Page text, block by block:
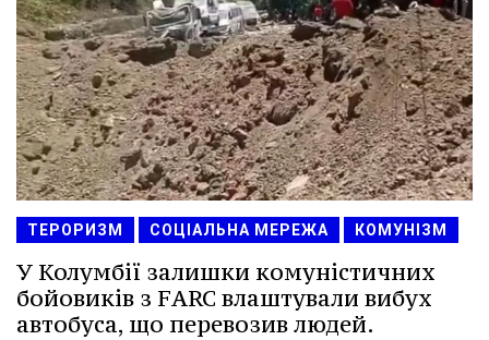
ТЕРОРИЗМ СОЦІАЛЬНА МЕРЕЖА КОМУНІЗМ
У Колумбії залишки комуністичних
бойовиків з FARC влаштували вибух
автобуса, що перевозив людей.